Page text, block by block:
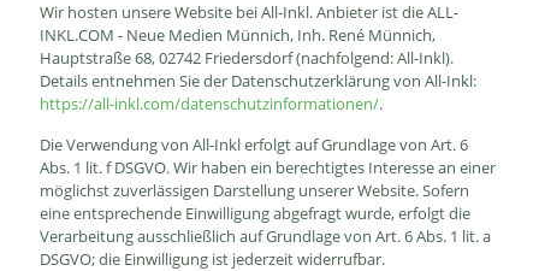
Wir hosten unsere Website bei All-Inkl. Anbieter ist die ALL-
INKL.COM - Neue Medien Münnich, Inh. René Münnich,
Hauptstraße 68, 02742 Friedersdorf (nachfolgend: All-Inkl).
Details entnehmen Sie der Datenschutzerklärung von All-Inkl:
https://all-inkl.com/datenschutzinformationen/.
Die Verwendung von All-Inkl erfolgt auf Grundlage von Art. 6
Abs. 1 lit. f DSGVO. Wir haben ein berechtigtes Interesse an einer
möglichst zuverlässigen Darstellung unserer Website. Sofern
eine entsprechende Einwilligung abgefragt wurde, erfolgt die
Verarbeitung ausschließlich auf Grundlage von Art. 6 Abs. 1 lit. a
DSGVO; die Einwilligung ist jederzeit widerrufbar.